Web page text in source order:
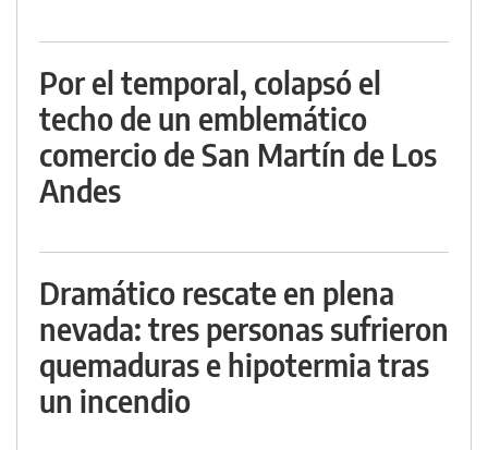
Por el temporal, colapsó el
techo de un emblemático
comercio de San Martín de Los
Andes
Dramático rescate en plena
nevada: tres personas sufrieron
quemaduras e hipotermia tras
un incendio